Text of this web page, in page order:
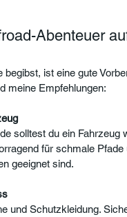
Abenteuer
begibst, ist eine gute
meine Empfehlungen:
solltest du ein
für schmale
geeignet sind.
und Schutzkleidung.